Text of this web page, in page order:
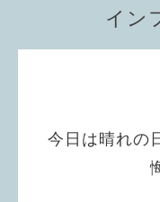
イン
今日は晴れの